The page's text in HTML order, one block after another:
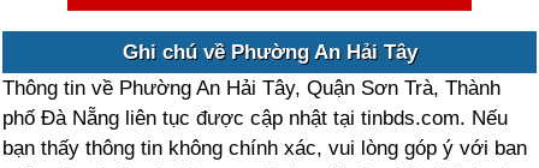
Ghi chú về Phường An Hải Tây
Thông tin về Phường An Hải Tây, Quận Sơn Trà, Thành
phố Đà Nẵng liên tục được cập nhật tại tinbds.com. Nếu
bạn thấy thông tin không chính xác, vui lòng góp ý với ban